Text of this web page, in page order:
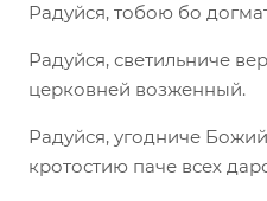
Радуйся, тобою бо
Радуйся, светильниче
церковней возженный.
Радуйся, угодниче
кротостию паче всех